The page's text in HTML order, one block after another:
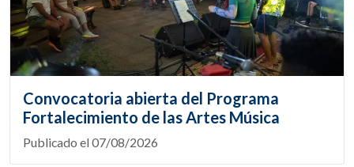
Convocatoria abierta del Programa
Fortalecimiento de las Artes Música
Publicado el 07/08/2026